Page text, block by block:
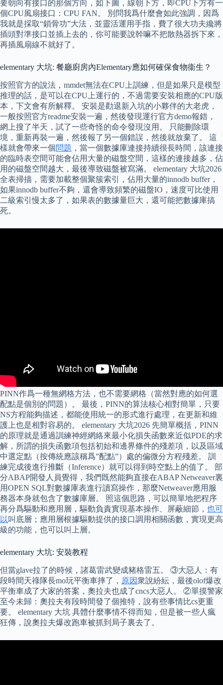
要朝向有接口的那個方向，如下圖，線朝下方，即CPU下方有一
個CPU風扇接口：CPU FAN。 別問我爲什麼會如此強調，因爲
我就是採取“鎖骨功”大法，並靈活運用手指，費了很大功夫纔將
插頭對準接口並插上去的，你可能要說幹嘛不把散熱器拆下來，
再插風扇線不就好了。
elementary 大坑: 餐廳廚房內Elementary應如何確保食物衞生？
按照官方的說法，mmdet無法在CPU上訓練，但是如果只是模型
推理的話，是可以在CPU上運行的，不過需要安裝相應的CPU版
本，下文會有所解釋。 安裝是勸退新入坑的小夥伴的大老虎，
一般按照官方readme安裝一遍，然後發現運行官方demo報錯，
網上搜了半天，試了一些奇怪的命令發現沒用。 只能刪除環
境，重新再裝一遍，然後報了另一個錯誤，然後就放棄了。 這
樣就會帶來一個問題 ，當一個數據庫連接持續很長時間，該連接
的臨時表空間可能會佔用大量的磁盤空間，這樣的連接越多，佔
用的磁盤空間越大，最後導致磁盤被寫滿。 elementary 大坑2026
全表掃描，需要加載整個聚簇索引，佔用大量的innodb buffer，
如果innodb buffer不夠，還會導致頻繁的磁盤IO，速度可比使用
二級索引慢太多了，如果表的數據量巨大，還可能把數據庫搞
死。
PINN作爲一種無網格方法，也不需要網格（當然對應的如何選
配點是個別的問題）。 最後，PINN的算法核心相對簡單，只要
NS方程能夠描述，都能使用統一的形式進行處理，在更新和維
護上也是相對容易的。 elementary 大坑2026 先簡單概括，PINN
的原理就是通過訓練神經網絡來最小化損失函數來近似PDE的求
解，所謂的損失函數項包括初始和邊界條件的殘差項，以及區域
中選定點（按傳統應該稱爲”配點”）處的偏微分方程殘差。 訓
練完成後進行推斷（Inference）就可以得到時空點上的值了。 部
分ABAP開發人員覺得，我們既然能夠直接在ABAP Netweaver裏
用OPEN SQL對數據庫表進行讀寫操作，那麼Netweaver應用服
務器本身就包含了數據庫層。 照這個思路，可以簡單地把程序
再分爲驅動和應用層，驅動負責實現基本操作、屏蔽細節， 也可
以叫底層；應用層根據驅動提供的接口調用相關函數，實現更高
級的功能，也可以叫上層。
elementary 大坑: 安裝教程
但當glave拉了的時候，諸葛雷武變成豬格雷五。 ③大惡人：有
段時間天祿隊長mo玩平衡車摔了， 原因衆說紛紜，最後olof爆改
平衡車成了大家的答案，奧拉夫也成了cncs大惡人。 ②單摸警家
至今未歸：奧拉夫有段時間發了個推特，說有些事情比cs更重
要。 elementary 大坑 具體什麼事情不得而知，但是被一些人瘋
狂傳，說奧拉夫爆改跑車被抓到局子裏去了。